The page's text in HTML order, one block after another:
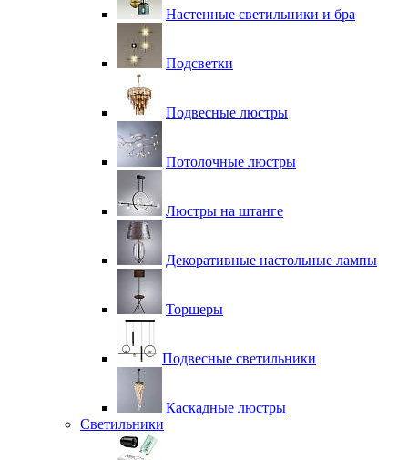
Настенные светильники и бра
Подсветки
Подвесные люстры
Потолочные люстры
Люстры на штанге
Декоративные настольные лампы
Торшеры
Подвесные светильники
Каскадные люстры
Светильники